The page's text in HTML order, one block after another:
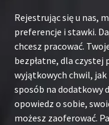
Rejestrując się u nas,
preferencje i stawki.
chcesz pracować.
bezpłatne, dla czystej
wyjątkowych chwil,
sposób na dodatkowy
opowiedz o sobie,
możesz zaoferować.